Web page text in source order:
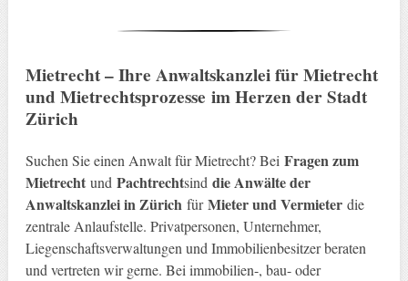
Mietrecht – Ihre Anwaltskanzlei für Mietrecht
und Mietrechtsprozesse im Herzen der Stadt
Zürich
Suchen Sie einen Anwalt für Mietrecht? Bei Fragen zum
Mietrechtund Pachtrechtsind die Anwälte der
Anwaltskanzlei in ZürichfürMieter und Vermieterdie
zentrale Anlaufstelle. Privatpersonen, Unternehmer,
Liegenschaftsverwaltungen und Immobilienbesitzer beraten
und vertreten wir gerne. Bei immobilien-, bau- oder